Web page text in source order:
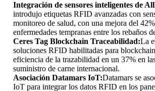
Integración de sensores inteligentes de
introdujo etiquetas RFID avanzadas con
monitoreo de salud, con una mejora del
enfermedades tempranas entre los rebaños
Ceres Tag Blockchain Traceabilidad:La
soluciones RFID habilitadas para
eficiencia de la trazabilidad en un 37% en
suministro de carne internacional.
Asociación Datamars IoT:Datamars se
IoT para integrar los datos RFID en los